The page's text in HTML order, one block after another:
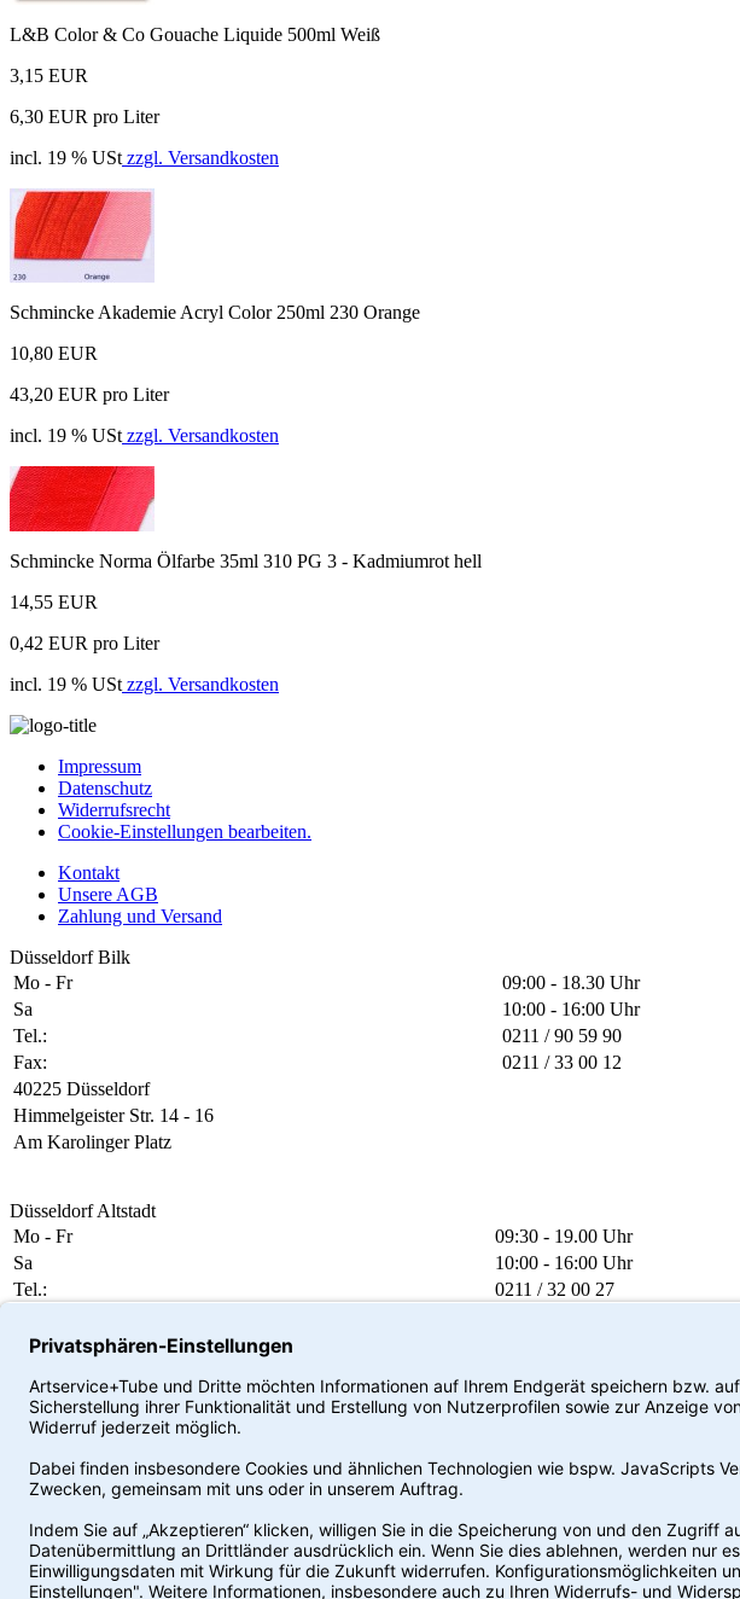
L&B Color & Co Gouache Liquide 500ml Weiß
3,15 EUR
6,30 EUR pro Liter
incl. 19 % USt zzgl. Versandkosten
Schmincke Akademie Acryl Color 250ml 230 Orange
10,80 EUR
43,20 EUR pro Liter
incl. 19 % USt zzgl. Versandkosten
Schmincke Norma Ölfarbe 35ml 310 PG 3 - Kadmiumrot hell
14,55 EUR
0,42 EUR pro Liter
incl. 19 % USt zzgl. Versandkosten
Impressum
Datenschutz
Widerrufsrecht
Cookie-Einstellungen bearbeiten.
Kontakt
Unsere AGB
Zahlung und Versand
Düsseldorf Bilk
Mo - Fr
09:00 - 18.30 Uhr
Sa
10:00 - 16:00 Uhr
Tel.:
0211 / 90 59 90
Fax:
0211 / 33 00 12
40225 Düsseldorf
Himmelgeister Str. 14 - 16
Am Karolinger Platz
Düsseldorf Altstadt
Mo - Fr
09:30 - 19.00 Uhr
Sa
10:00 - 16:00 Uhr
Tel.:
0211 / 32 00 27
40213 Düsseldorf
Gegenüber der Kunstakademie
Mo - Fr
10:00 - 18:30 Uhr
Sa
Tel.:
0221 / 912 886-0
Fax:
0221 / 912 886-22
50668 Köln